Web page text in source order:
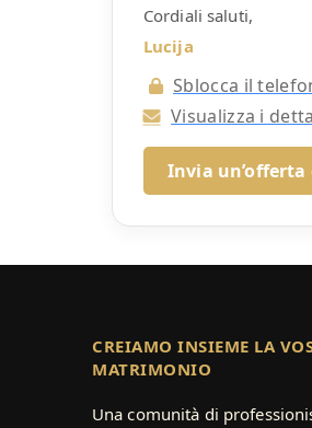
Cordiali saluti,
Lucija
Sblocca il
Visualizza i
Invia
CREIAMO INSIEME LA
MATRIMONIO
Una comunità di